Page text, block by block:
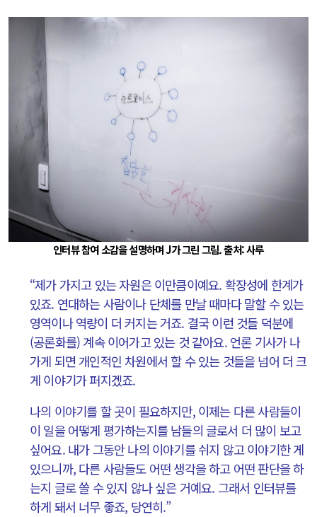
인터뷰 참여 소감을 설명하며 J가 그린 그림. 출처: 사루
“제가 가지고 있는 자원은 이만큼이예요. 확장성에 한계가
있죠. 연대하는 사람이나 단체를 만날 때마다 말할 수 있는
영역이나 역량이 더 커지는 거죠. 결국 이런 것들 덕분에
(공론화를) 계속 이어가고 있는 것 같아요. 언론 기사가 나
가게 되면 개인적인 차원에서 할 수 있는 것들을 넘어 더 크
게 이야기가 퍼지겠죠.
나의 이야기를 할 곳이 필요하지만, 이제는 다른 사람들이
이 일을 어떻게 평가하는지를 남들의 글로서 더 많이 보고
싶어요. 내가 그동안 나의 이야기를 쉬지 않고 이야기한 게
있으니까, 다른 사람들도 어떤 생각을 하고 어떤 판단을 하
는지 글로 쓸 수 있지 않나 싶은 거예요. 그래서 인터뷰를
하게 돼서 너무 좋죠, 당연히.”